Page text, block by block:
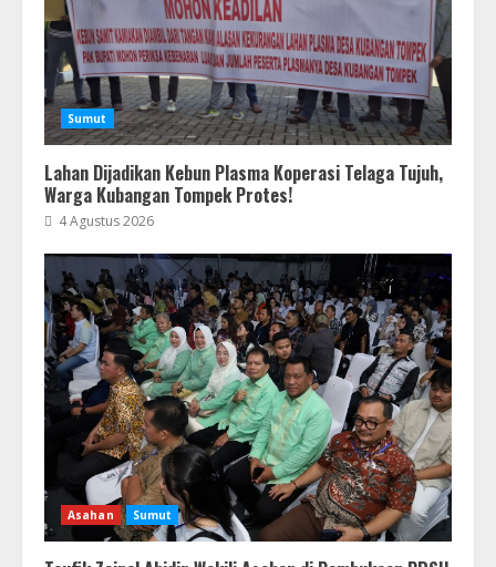
Sumut
Lahan Dijadikan Kebun Plasma Koperasi Telaga Tujuh,
Warga Kubangan Tompek Protes!
4 Agustus 2026
Asahan Sumut